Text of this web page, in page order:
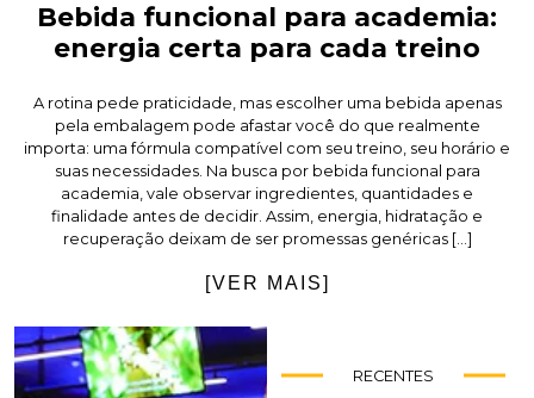
Bebida funcional para academia:
energia certa para cada treino
A rotina pede praticidade, mas escolher uma bebida apenas
pela embalagem pode afastar você do que realmente
importa: uma fórmula compatível com seu treino, seu horário e
suas necessidades. Na busca por bebida funcional para
academia, vale observar ingredientes, quantidades e
finalidade antes de decidir. Assim, energia, hidratação e
recuperação deixam de ser promessas genéricas […]
[VER MAIS]
RECENTES